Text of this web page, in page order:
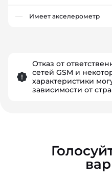
Имеет акселерометр
Отказ от
сетей GSM и
характеристики
зависимости от